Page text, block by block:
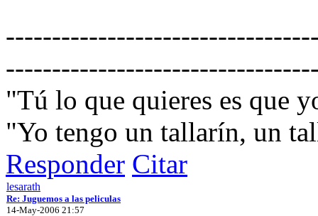
"Tú lo que quieres es que
"Yo tengo un tallarín, un
Responder Citar
lesarath
Re: Juguemos a las peliculas
14-May-2006 21:57